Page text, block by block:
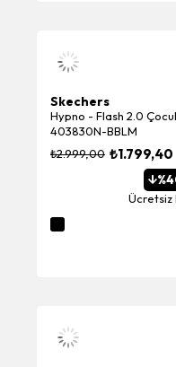
Skechers
Hypno - Flash 2.0
403830N-BBLM
₺1.799,40
₺2.999,00
Ücretsiz